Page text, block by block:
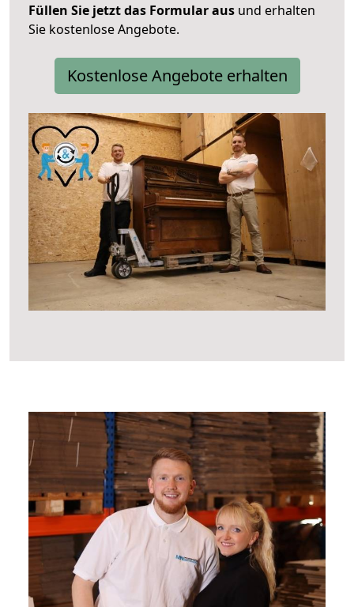
Füllen Sie jetzt das Formular aus und erhalten
Sie kostenlose Angebote.
Kostenlose Angebote erhalten